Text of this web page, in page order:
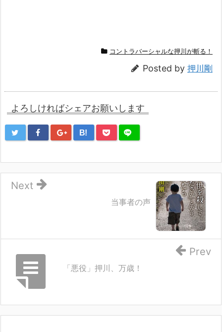
コントラバーシャルな押川が斬る！
Posted by 押川剛
よろしければシェアお願いします
B!
当事者の声
Next
「悪役」押川、万歳！
Prev